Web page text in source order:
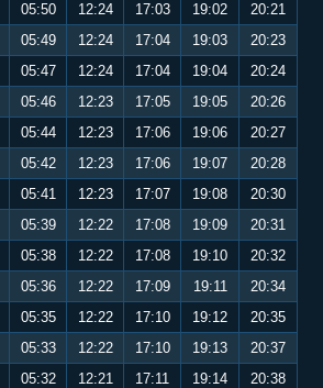
05:50 12:24 17:03 19:02
20:21
05:49 12:24 17:04 19:03
20:23
05:47 12:24 17:04 19:04
20:24
05:46 12:23 17:05 19:05
20:26
05:44 12:23 17:06 19:06
20:27
05:42 12:23 17:06 19:07
20:28
05:41 12:23 17:07 19:08
20:30
05:39 12:22 17:08 19:09
20:31
05:38 12:22 17:08 19:10
20:32
05:36 12:22 17:09 19:11
20:34
05:35 12:22 17:10 19:12
20:35
05:33 12:22 17:10 19:13
20:37
05:32 12:21 17:11 19:14
20:38